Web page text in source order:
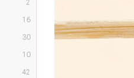
2
16
30
10
42